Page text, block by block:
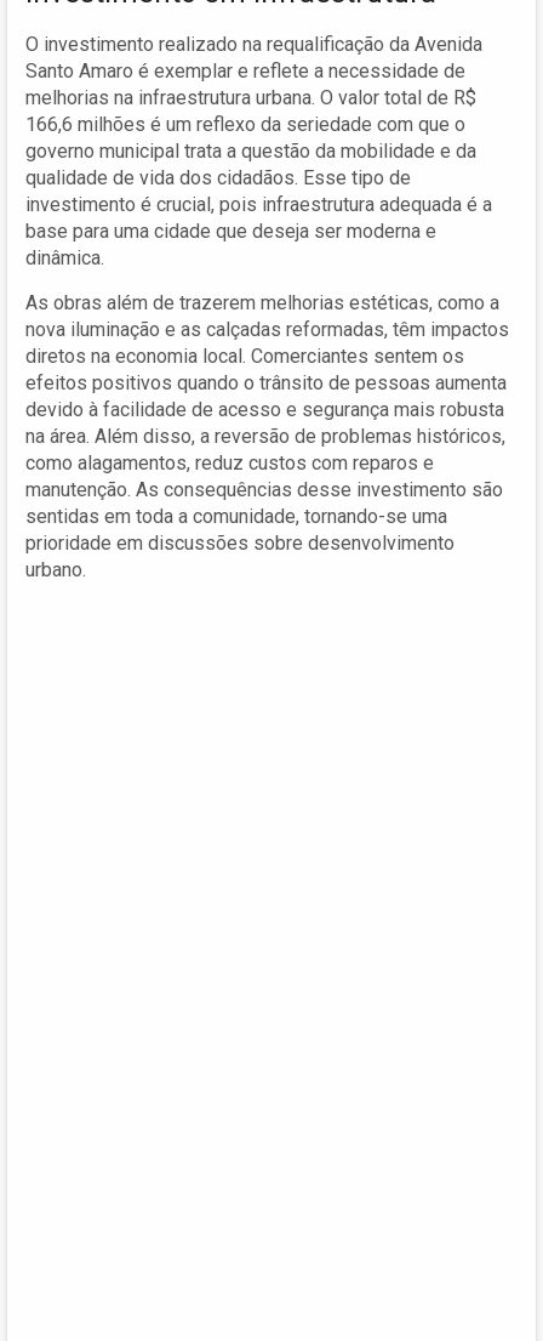
O investimento realizado na requalificação da Avenida
Santo Amaro é exemplar e reflete a necessidade de
melhorias na infraestrutura urbana. O valor total de R$
166,6 milhões é um reflexo da seriedade com que o
governo municipal trata a questão da mobilidade e da
qualidade de vida dos cidadãos. Esse tipo de
investimento é crucial, pois infraestrutura adequada é a
base para uma cidade que deseja ser moderna e
dinâmica.
As obras além de trazerem melhorias estéticas, como a
nova iluminação e as calçadas reformadas, têm impactos
diretos na economia local. Comerciantes sentem os
efeitos positivos quando o trânsito de pessoas aumenta
devido à facilidade de acesso e segurança mais robusta
na área. Além disso, a reversão de problemas históricos,
como alagamentos, reduz custos com reparos e
manutenção. As consequências desse investimento são
sentidas em toda a comunidade, tornando-se uma
prioridade em discussões sobre desenvolvimento
urbano.